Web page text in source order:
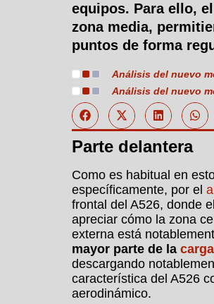
equipos. Para ello,
zona media,
puntos de forma
Análisis del nuevo
Análisis del nuevo
Parte delantera
Como es habitual en
específicamente, por el
frontal del A526, donde
apreciar cómo la zona
externa está
mayor parte de la
descargando
característica del A526
aerodinámico.